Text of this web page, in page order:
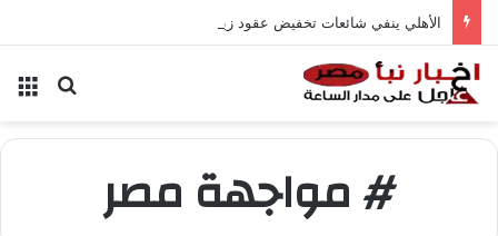
الأهلي ينفي شائعات تخفيض عقود زيزو والشناوي
بحث
# مواجهة مصر